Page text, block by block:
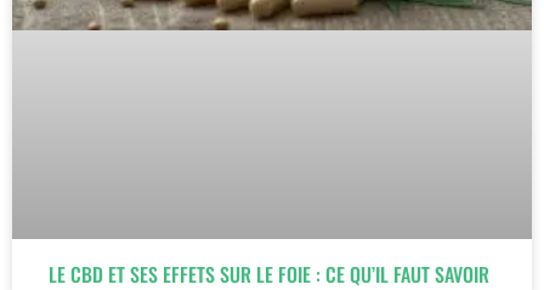
LE CBD ET SES EFFETS SUR LE FOIE : CE QU’IL FAUT SAVOIR